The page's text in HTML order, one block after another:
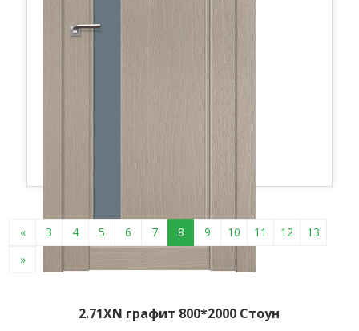
2.71XN графит 800*2000 Стоун
« 3 4 5 6 7 8 9 10 11 12
13
»